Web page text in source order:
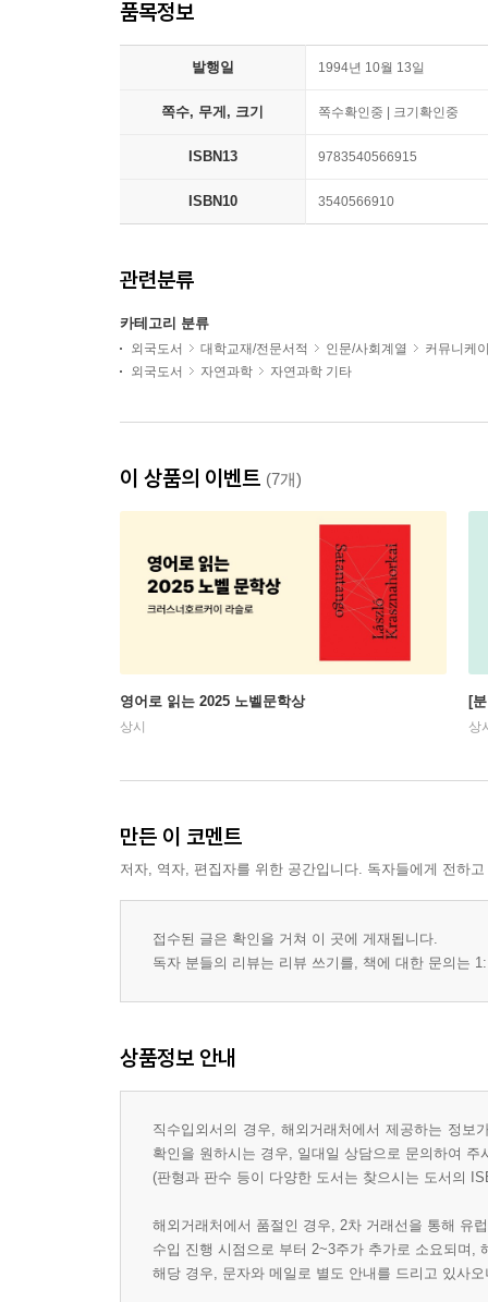
품목정보
발행일 1994년 10월 13일
쪽수, 무게, 크기 쪽수확인중 | 크기확인중
ISBN13 9783540566915
ISBN10 3540566910
관련분류
카테고리 분류
외국도서 대학교재/전문서적 인문/사회계열
커뮤니케
외국도서
자연과학 자연과학 기타
이 상품의 이벤트 (7개)
영어로 읽는 2025 노벨문학상
상시
[
상
만든 이 코멘트
저자, 역자, 편집자를 위한 공간입니다. 독자들에게 전하
접수된 글은 확인을 거쳐 이 곳에 게재됩니다.
독자 분들의 리뷰는 리뷰 쓰기를, 책에 대한 문의는
상품정보 안내
직수입외서의 경우, 해외거래처에서 제공하는 정
확인을 원하시는 경우, 일대일 상담으로 문의하여 주
(판형과 판수 등이 다양한 도서는 찾으시는 도서의
해외거래처에서 품절인 경우, 2차 거래선을 통해 유
수입 진행 시점으로 부터 2~3주가 추가로 소요되며,
해당 경우, 문자와 메일로 별도 안내를 드리고 있사